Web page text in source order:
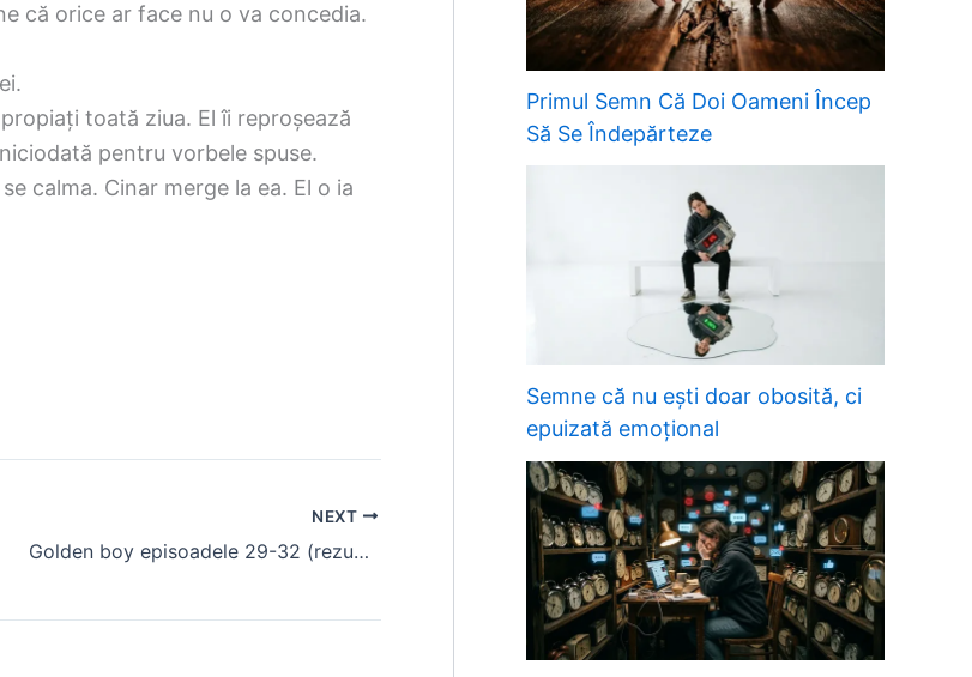
că orice ar face nu o va concedia.
toată ziua. El îi reproșează
pentru vorbele spuse.
calma. Cinar merge la ea. El o ia
NEXT
Golden boy episoadele 29-32 (rezumat)
Primul Semn Că Doi Oameni Încep
Să Se Îndepărteze
Semne că nu ești doar obosită, ci
epuizată emoțional